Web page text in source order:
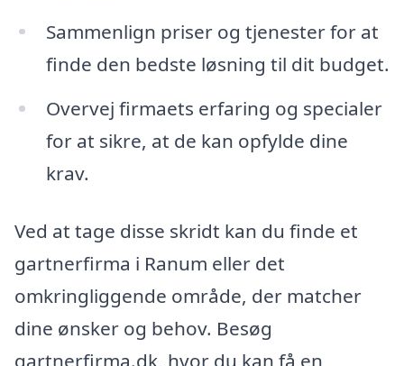
Sammenlign priser og tjenester for at
finde den bedste løsning til dit budget.
Overvej firmaets erfaring og specialer
for at sikre, at de kan opfylde dine
krav.
Ved at tage disse skridt kan du finde et
gartnerfirma i Ranum eller det
omkringliggende område, der matcher
dine ønsker og behov. Besøg
gartnerfirma.dk, hvor du kan få en